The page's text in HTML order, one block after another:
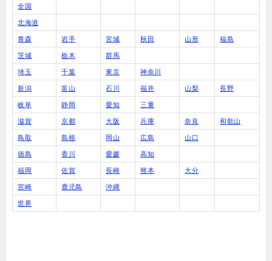
全国
北海道
青森 岩手 宮城 秋田 山形 福島
茨城 栃木 群馬
埼玉 千葉 東京 神奈川
新潟 富山 石川 福井 山梨 長野
岐阜 静岡 愛知 三重
滋賀 京都 大阪 兵庫 奈良 和歌山
鳥取 島根 岡山 広島 山口
徳島 香川 愛媛 高知
福岡 佐賀 長崎 熊本 大分
宮崎 鹿児島 沖縄
世界